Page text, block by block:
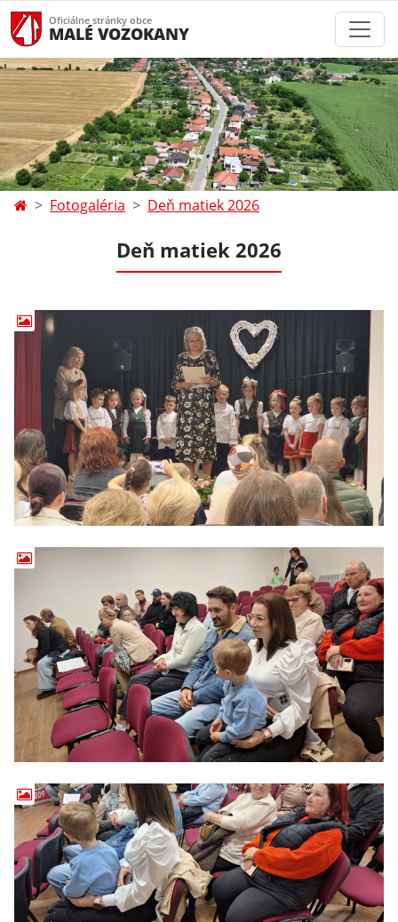
Oficiálne stránky obce
MALÉ VOZOKANY
Fotogaléria Deň matiek 2026
Deň matiek 2026